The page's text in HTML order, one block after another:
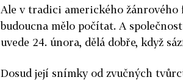
Ale v tradici amerického žánrového
budoucna mělo počítat. A
uvede 24. února, dělá dobře, když
Dosud její snímky od zvučných